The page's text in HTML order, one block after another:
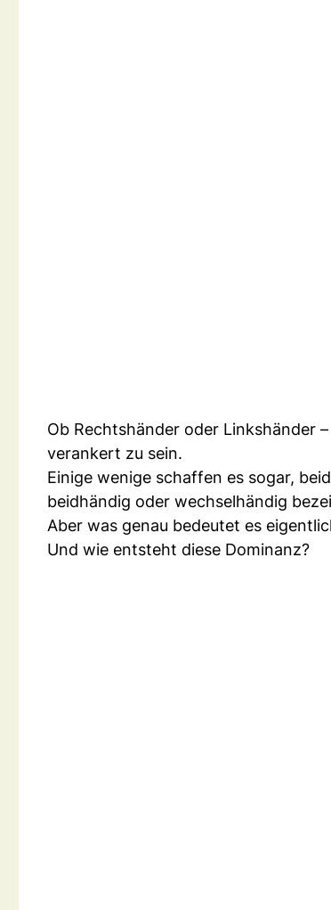
Ob Rechtshänder oder Linkshänder
verankert zu sein.
Einige wenige schaffen es sogar,
beidhändig oder wechselhändig
Aber was genau bedeutet es
Und wie entsteht diese Dominanz?